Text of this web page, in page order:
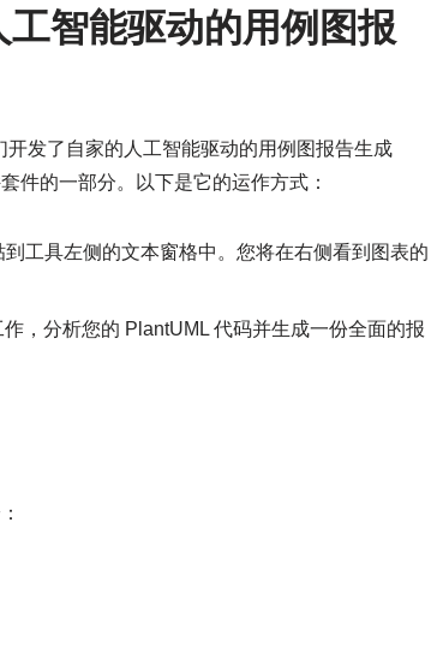
智能驱动的用例图报
发了自家的人工智能驱动的用例图报告生成
件的一部分。以下是它的运作方式：
工具左侧的文本窗格中。您将在右侧看到图表的
，分析您的 PlantUML 代码并生成一份全面的报